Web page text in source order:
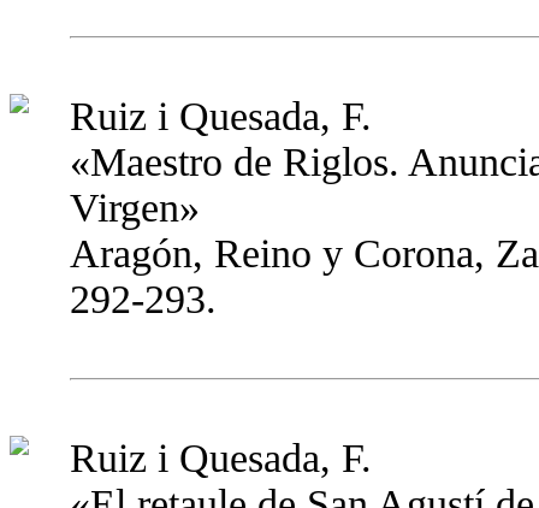
Ruiz i Quesada, F.
«Maestro de Riglos.
Virgen»
Aragón, Reino y Corona,
292-293.
Ruiz i Quesada, F.